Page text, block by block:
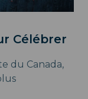
Célébrer
du Canada,